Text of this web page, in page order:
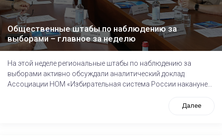
Общественные штабы по наблюдению за
выборами – главное за неделю
На этой неделе региональные штабы по наблюдению за
выборами активно обсуждали аналитический доклад
Ассоциации НОМ «Избирательная система России накануне...
Далее